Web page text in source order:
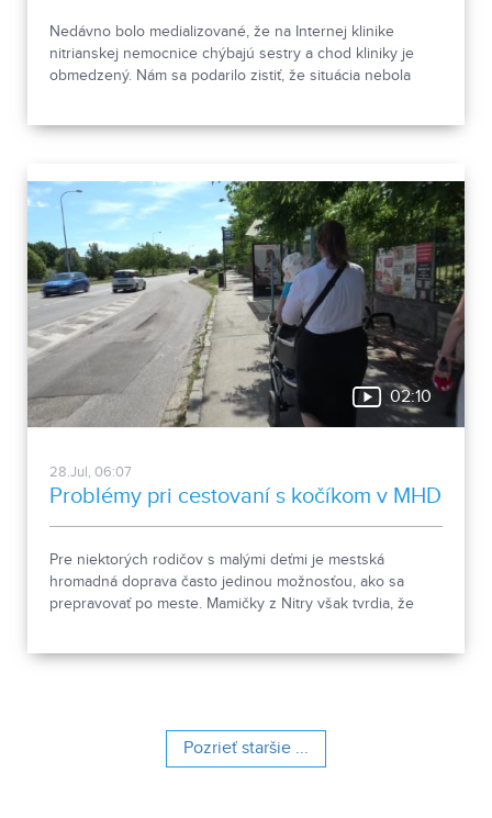
Nedávno bolo medializované, že na Internej klinike
nitrianskej nemocnice chýbajú sestry a chod kliniky je
obmedzený. Nám sa podarilo zistiť, že situácia nebola
02:10
28.Jul, 06:07
Problémy pri cestovaní s kočíkom v MHD
Pre niektorých rodičov s malými deťmi je mestská
hromadná doprava často jedinou možnosťou, ako sa
prepravovať po meste. Mamičky z Nitry však tvrdia, že
Pozrieť staršie ...